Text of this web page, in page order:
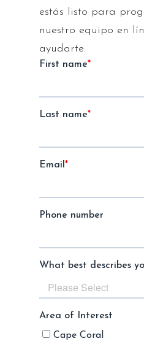
estás listo para
nuestro equipo en
ayudarte.